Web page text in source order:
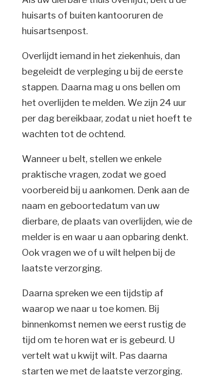
huisarts of buiten kantooruren de
huisartsenpost.
Overlijdt iemand in het ziekenhuis, dan
begeleidt de verpleging u bij de eerste
stappen. Daarna mag u ons bellen om
het overlijden te melden. We zijn 24 uur
per dag bereikbaar, zodat u niet hoeft te
wachten tot de ochtend.
Wanneer u belt, stellen we enkele
praktische vragen, zodat we goed
voorbereid bij u aankomen. Denk aan de
naam en geboortedatum van uw
dierbare, de plaats van overlijden, wie de
melder is en waar u aan opbaring denkt.
Ook vragen we of u wilt helpen bij de
laatste verzorging.
Daarna spreken we een tijdstip af
waarop we naar u toe komen. Bij
binnenkomst nemen we eerst rustig de
tijd om te horen wat er is gebeurd. U
vertelt wat u kwijt wilt. Pas daarna
starten we met de laatste verzorging.